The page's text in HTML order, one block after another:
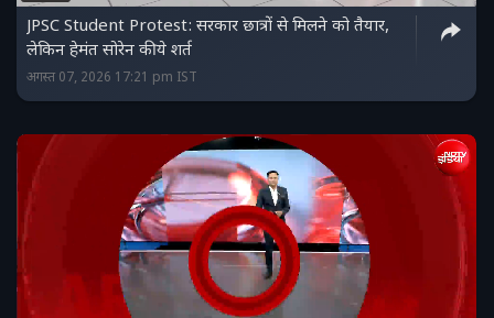
JPSC Student Protest: सरकार छात्रों से मिलने को तैयार,
लेकिन हेमंत सोरेन की ये शर्त
अगस्त 07, 2026 17:21 pm IST